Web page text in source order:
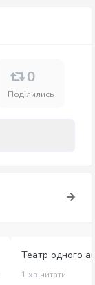
0
Поділились
Театр одного
1 хв читати